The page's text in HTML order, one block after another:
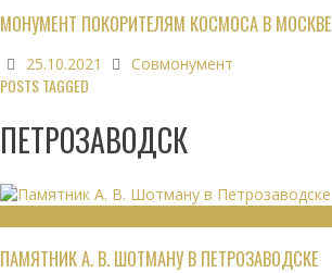
МОНУМЕНТ ПОКОРИТЕЛЯМ КОСМОСА В МОСКВЕ
25.10.2021 Совмонумент
POSTS TAGGED
ПЕТРОЗАВОДСК
ПАМЯТНИК А. В. ШОТМАНУ В ПЕТРОЗАВОДСКЕ